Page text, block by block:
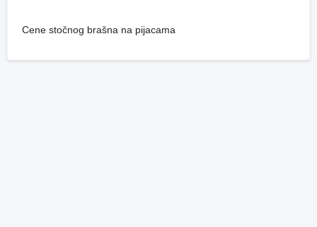
Cene stočnog brašna na pijacama